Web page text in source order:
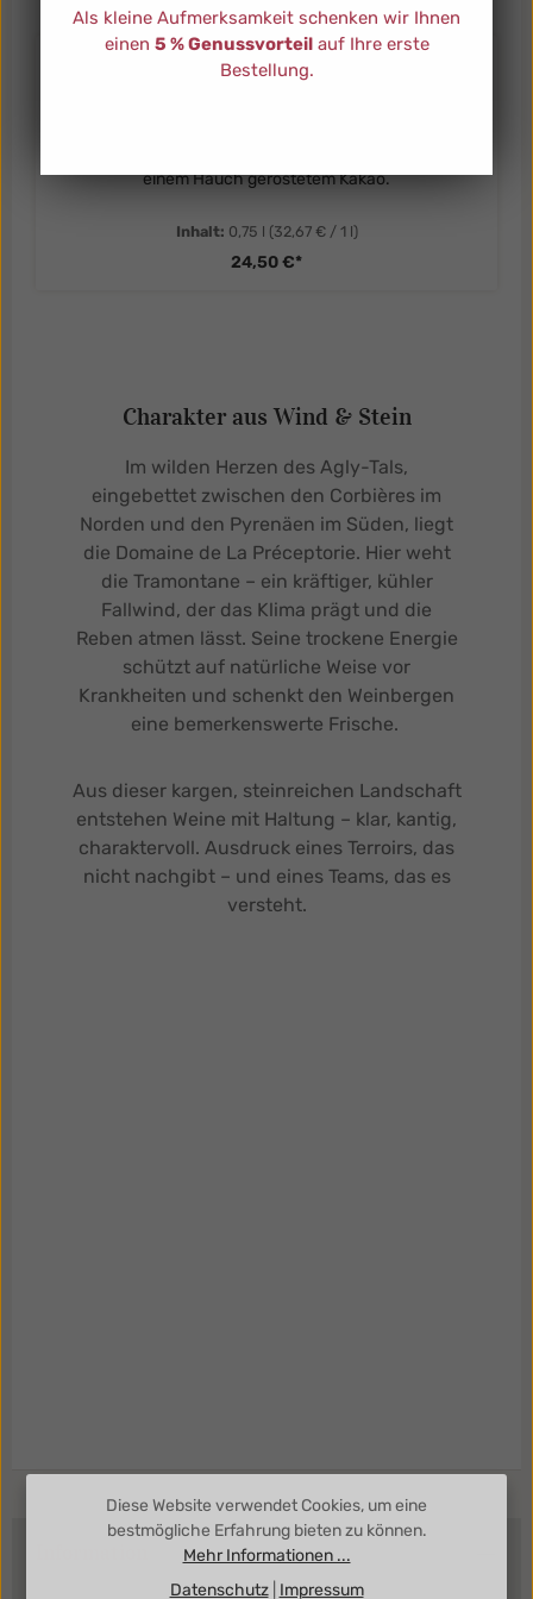
einem Hauch geröstetem Kakao.
Inhalt: 0,75 l (32,67 € / 1 l)
24,50 €*
Charakter aus Wind & Stein
Im wilden Herzen des Agly-Tals,
eingebettet zwischen den Corbières im
Norden und den Pyrenäen im Süden, liegt
die Domaine de La Préceptorie. Hier weht
die Tramontane – ein kräftiger, kühler
Fallwind, der das Klima prägt und die
Reben atmen lässt. Seine trockene Energie
schützt auf natürliche Weise vor
Krankheiten und schenkt den Weinbergen
eine bemerkenswerte Frische.
Aus dieser kargen, steinreichen Landschaft
entstehen Weine mit Haltung – klar, kantig,
charaktervoll. Ausdruck eines Terroirs, das
nicht nachgibt – und eines Teams, das es
versteht.
Diese Website verwendet Cookies, um eine
bestmögliche Erfahrung bieten zu können.
Mehr Informationen ...
Datenschutz| Impressum
Als kleine Aufmerksamkeit schenken wir Ihnen
einen 5 % Genussvorteilauf Ihre erste
Bestellung.